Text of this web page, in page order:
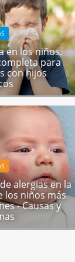
en los niños.
para
con hijos
alergias en la
los niños más
- Causas y